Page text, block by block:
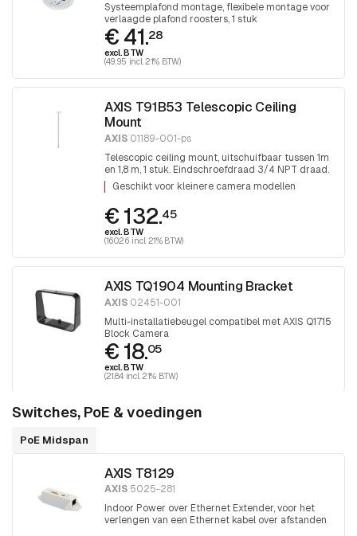
Systeemplafond montage, flexibele montage voor
verlaagde plafond roosters, 1 stuk
€ 41.28
excl. BTW
(49.95 incl. 21% BTW)
AXIS T91B53 Telescopic Ceiling
Mount
AXIS 01189-001-ps
Telescopic ceiling mount, uitschuifbaar tussen 1m
en 1,8 m, 1 stuk. Eindschroefdraad 3/4 NPT draad.
Voor montage 1,5 NPT hulpstukken is adapter
T91A06 noodzakelijk.
Geschikt voor kleinere camera modellen
€ 132.45
excl. BTW
(160.26 incl. 21% BTW)
AXIS TQ1904 Mounting Bracket
AXIS 02451-001
Multi-installatiebeugel compatibel met AXIS Q1715
Block Camera
€ 18.05
excl. BTW
(21.84 incl. 21% BTW)
Switches, PoE & voedingen
PoE Midspan
AXIS T8129
AXIS 5025-281
Indoor Power over Ethernet Extender, voor het
verlengen van een Ethernet kabel over afstanden